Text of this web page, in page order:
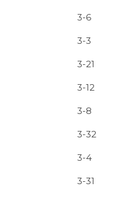
3-6
3-3
3-21
3-12
3-8
3-32
3-4
3-31